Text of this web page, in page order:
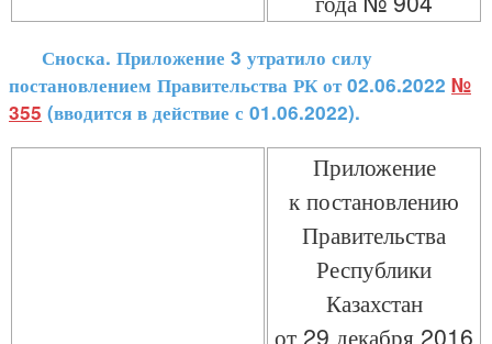
Сноска. Приложение 3 утратило силу
постановлением Правительства РК от 02.06.2022 №
355 (вводится в действие с 01.06.2022).
Приложение
к постановлению
Правительства
Республики
Казахстан
от 29 декабря 2016